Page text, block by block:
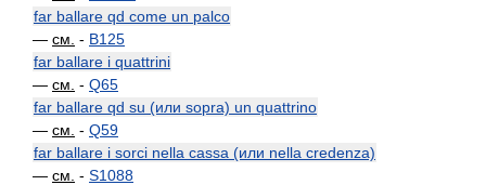
far ballare qd come un palco
— см. - B125
far ballare i quattrini
— см. - Q65
far ballare qd su (или sopra) un quattrino
— см. - Q59
far ballare i sorci nella cassa (или nella credenza)
— см. - S1088